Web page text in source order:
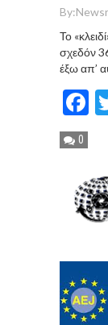
By:
Το
σχεδόν
έξω απ’
0